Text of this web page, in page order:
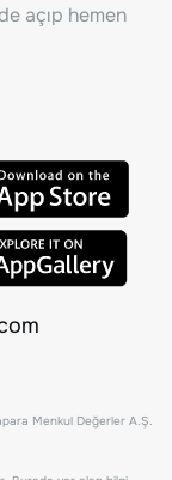
açıp hemen
Menkul Değerler A.Ş.